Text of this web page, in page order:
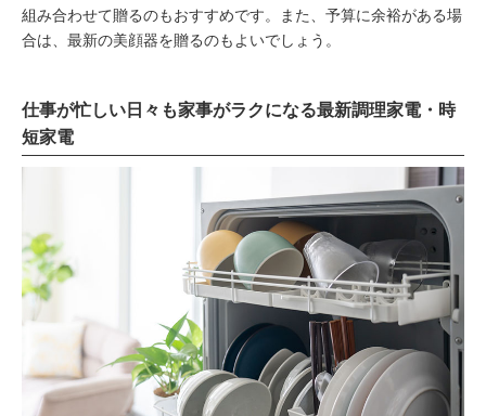
組み合わせて贈るのもおすすめです。また、予算に余裕がある場
合は、最新の美顔器を贈るのもよいでしょう。
仕事が忙しい日々も家事がラクになる最新調理家電・時
短家電